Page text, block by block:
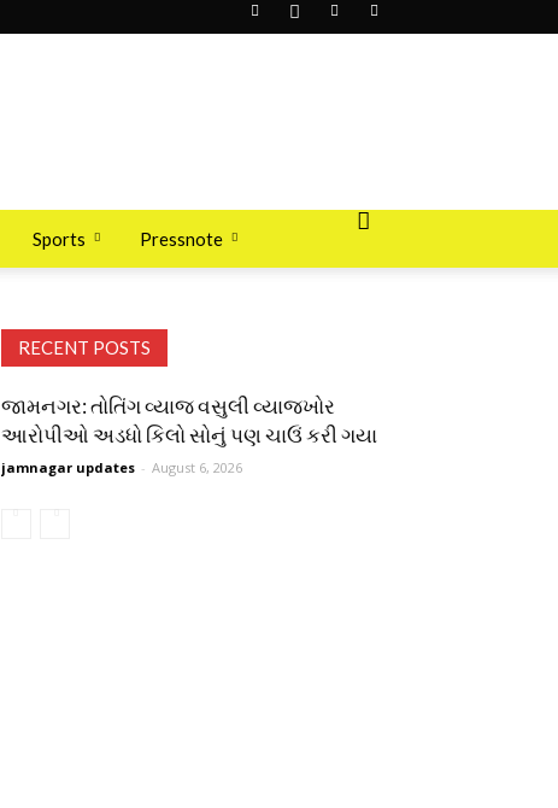
Sports Pressnote
RECENT POSTS
જામનગર: તોતિંગ વ્યાજ વસુલી વ્યાજખોર
આરોપીઓ અડધો કિલો સોનું પણ ચાઉં કરી ગયા
jamnagar updates - August 6, 2026